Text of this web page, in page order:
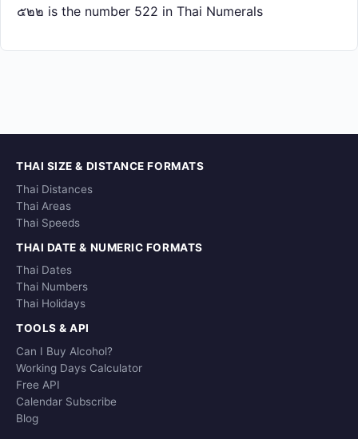
๕๒๒ is the number 522 in Thai Numerals
THAI SIZE & DISTANCE FORMATS
Thai Distances
Thai Areas
Thai Speeds
THAI DATE & NUMERIC FORMATS
Thai Dates
Thai Numbers
Thai Holidays
TOOLS & API
Can I Buy Alcohol?
Working Days Calculator
Free API
Calendar Subscribe
Blog